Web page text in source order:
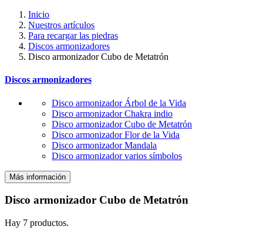
Inicio
Nuestros artículos
Para recargar las piedras
Discos armonizadores
Disco armonizador Cubo de Metatrón
Discos armonizadores
Disco armonizador Árbol de la Vida
Disco armonizador Chakra indio
Disco armonizador Cubo de Metatrón
Disco armonizador Flor de la Vida
Disco armonizador Mandala
Disco armonizador varios símbolos
Claro
€
Más información
Disco armonizador Cubo de Metatrón
Hay 7 productos.